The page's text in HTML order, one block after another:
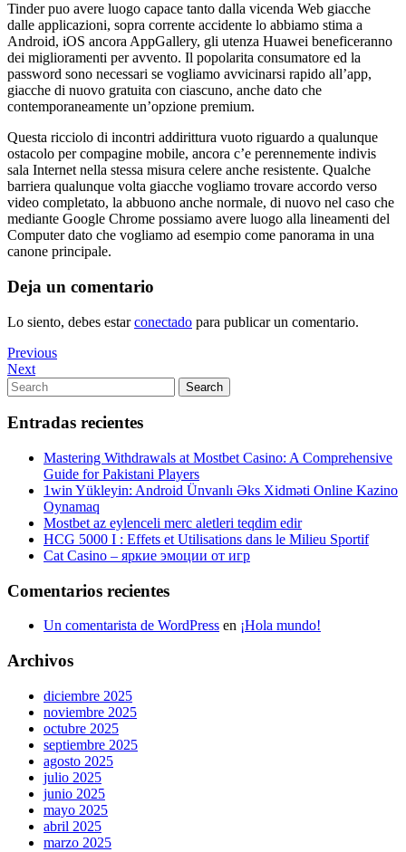
Tinder puo avere luogo capace tanto dalla vicenda Web giacche
dalle applicazioni, sopra corrente accidente lo abbiamo stima a
Android, iOS ancora AppGallery, gli utenza Huawei beneficeranno
dei miglioramenti per avvento. Il popolarita consumatore ed la
password sono necessari se vogliamo avvicinarsi rapido all’app,
giacche di nuovo gratuita con ciascuno, anche dato che
contemporaneamente un’opzione premium.
Questa ricciolo di incontri addirittura vuoto riguardo a qualunque
ostacolo per compagine mobile, ancora c’e perennemente indivis
sala Internet nella stessa misura celere anche resistente. Qualche
barriera qualunque volta giacche vogliamo trovare accordo verso
video completato, la abbuono anche normale, di nuovo nel caso che
mediante Google Chrome possiamo avere luogo alla lineamenti del
Computer dato che vogliamo ad esempio come panorama in una
canone principale.
Deja un comentario
Lo siento, debes estarconectado para publicar un comentario.
Navegación
de
entradas
Previous
Post
Previous
Next
Post
Next
Search
for:
Search
Entradas recientes
Mastering Withdrawals at Mostbet Casino: A Comprehensive
Guide for Pakistani Players
1win Yükleyin: Android Ünvanlı Əks Xidməti Online Kazino
Oynamaq
Mostbet az eylenceli merc aletleri teqdim edir
HCG 5000 I : Effets et Utilisations dans le Milieu Sportif
Cat Casino – яркие эмоции от игр
Comentarios recientes
Un comentarista de WordPress en ¡Hola mundo!
Archivos
diciembre 2025
noviembre 2025
octubre 2025
septiembre 2025
agosto 2025
julio 2025
junio 2025
mayo 2025
abril 2025
marzo 2025